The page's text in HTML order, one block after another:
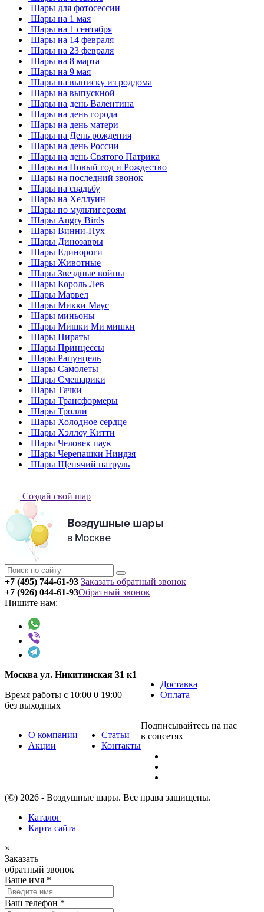
Шары для фотосессии
Шары на 1 мая
Шары на 1 сентября
Шары на 14 февраля
Шары на 23 февраля
Шары на 8 марта
Шары на 9 мая
Шары на выписку из роддома
Шары на выпускной
Шары на день Валентина
Шары на день города
Шары на день матери
Шары на День рождения
Шары на день России
Шары на день Святого Патрика
Шары на Новый год и Рождество
Шары на последний звонок
Шары на свадьбу
Шары на Хеллуин
Шары по мультигероям
Шары Angry Birds
Шары Винни-Пух
Шары Динозавры
Шары Единороги
Шары Животные
Шары Звездные войны
Шары Король Лев
Шары Марвел
Шары Микки Маус
Шары миньоны
Шары Мишки Ми мишки
Шары Пираты
Шары Принцессы
Шары Рапунцель
Шары Самолеты
Шары Смешарики
Шары Тачки
Шары Трансформеры
Шары Тролли
Шары Холодное сердце
Шары Хэллоу Китти
Шары Человек паук
Шары Черепашки Ниндзя
Шары Щенячий патруль
Создай свой шар
+7 (495) 744-61-93 Заказать обратный звонок
+7 (926) 044-61-93
Пишите нам:
Обратный звонок
Москва ул. Никитинская 31 к1
Время работы с 10:00 0 19:00
без выходных
Доставка
Оплата
О компании
Акции
Статьи
Контакты
Подписывайтесь на нас
в соцсетях
(©) 2026 - Воздушные шары. Все права защищены.
Каталог
Карта сайта
×
Заказать
обратный звонок
Ваше имя *
Ваш телефон *